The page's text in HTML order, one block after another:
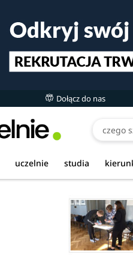
Dołącz do nas
uczelnie studia